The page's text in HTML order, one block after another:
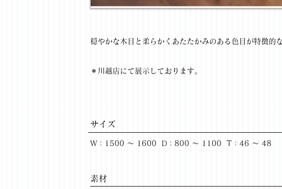
穏やかな木目と柔らかくあたたかみのある色目が特徴的
＊川越店にて展示しております。
サイズ
W：1500 ～ 1600 D：800 ～ 1100 T：46 ～ 48
​素材